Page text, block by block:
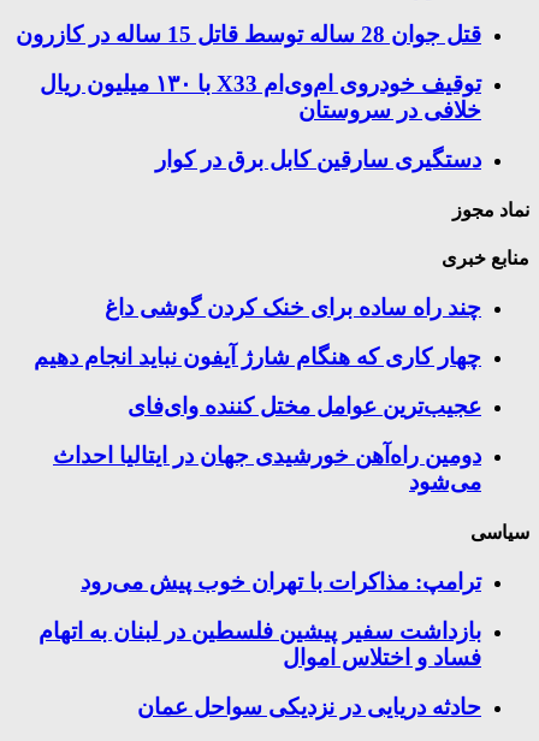
قتل جوان 28 ساله توسط قاتل 15 ساله در کازرون
توقیف خودروی ام‌وی‌ام X33 با ۱۳۰ میلیون ریال
خلافی در سروستان
دستگیری سارقین کابل برق در کوار
نماد مجوز
منابع خبری
چند راه‌ ساده برای خنک کردن گوشی داغ
چهار کاری که هنگام شارژ آیفون نباید انجام دهیم
عجیب‌ترین عوامل مختل کننده وای‌فای
دومین راه‌آهن خورشیدی جهان در ایتالیا احداث
می‌شود
سیاسی
ترامپ: مذاکرات با تهران خوب پیش می‌رود
بازداشت سفیر پیشین فلسطین در لبنان به اتهام
فساد و اختلاس اموال
حادثه دریایی در نزدیکی سواحل عمان